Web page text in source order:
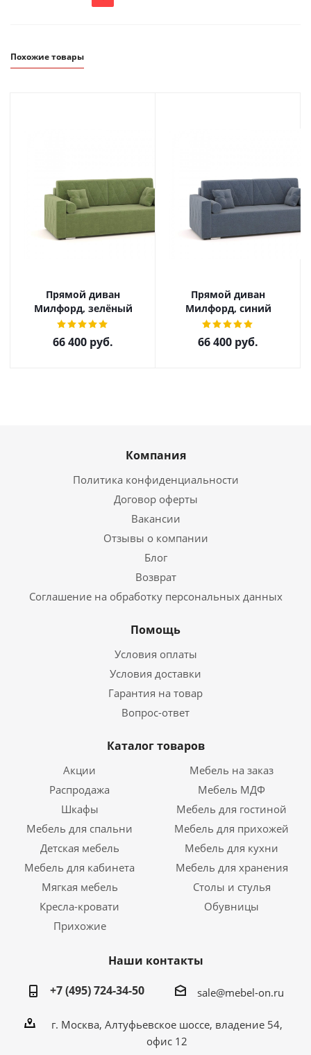
Похожие товары
Прямой диван
Милфорд, зелёный
66 400 руб.
Прямой диван
Милфорд, синий
66 400 руб.
Компания
Политика конфиденциальности
Договор оферты
Вакансии
Отзывы о компании
Блог
Возврат
Соглашение на обработку персональных данных
Помощь
Условия оплаты
Условия доставки
Гарантия на товар
Вопрос-ответ
Каталог товаров
Акции
Мебель на заказ
Распродажа
Мебель МДФ
Шкафы
Мебель для гостиной
Мебель для спальни
Мебель для прихожей
Детская мебель
Мебель для кухни
Мебель для кабинета
Мебель для хранения
Мягкая мебель
Столы и стулья
Кресла-кровати
Обувницы
Прихожие
Наши контакты
+7 (495) 724-34-50
sale@mebel-on.ru
г. Москва, Алтуфьевское шоссе, владение 54,
офис 12